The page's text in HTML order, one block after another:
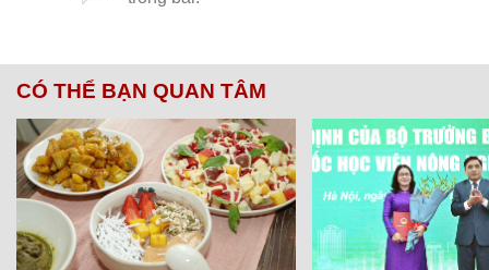
CÓ THỂ BẠN QUAN TÂM